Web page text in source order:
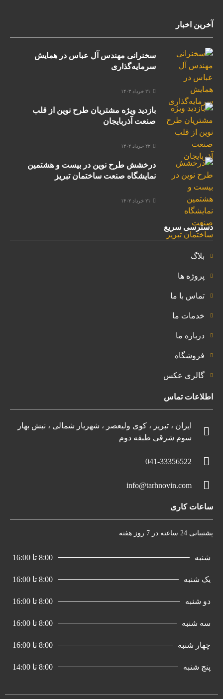
آخرین اخبار
سخنرانی مهندس آل عباس در همایش
سرمایه‌گذاری
۲۱ خرداد ۱۴۰۳
بازدید ویژه مشتریان طرح نوین از قلب
صنعت آذربایجان
۲۲ خرداد ۱۴۰۲
درخشش طرح نوین در بیست و هشتمین
نمایشگاه صنعت ساختمان تبریز
۲۱ خرداد ۱۴۰۲
دسترسی سریع
بلاگ
پروژه ها
تماس با ما
خدمات ما
درباره ما
فروشگاه
گالری عکس
اطلاعات تماس
ایران ، تبریز ، کوی ولیعصر ، شهریار شمالی ، نبش بهار
سوم شرقی طبقه دوم
041-33356522
info@tarhnovin.com
ساعات کاری
پشتیبانی 24 ساعته در 7 روز هفته
شنبه 8:00 تا 16:00
یک شنبه 8:00 تا 16:00
دو شنبه 8:00 تا 16:00
سه شنبه 8:00 تا 16:00
چهار شنبه 8:00 تا 16:00
پنج شنبه 8:00 تا 14:00